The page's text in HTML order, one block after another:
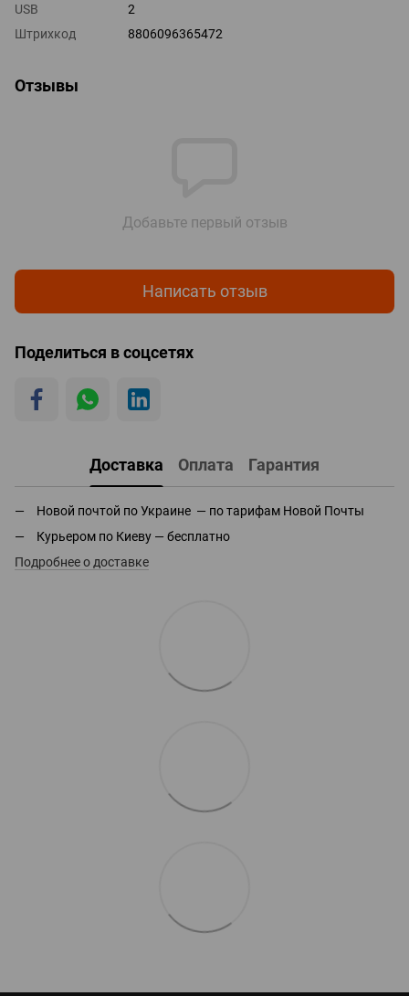
USB
2
Штрихкод
8806096365472
Отзывы
Добавьте первый отзыв
Написать отзыв
Поделиться в соцсетях
Доставка Оплата Гарантия
Новой почтой по Украине — по тарифам Новой Почты
Курьером по Киеву — бесплатно
Подробнее о доставке